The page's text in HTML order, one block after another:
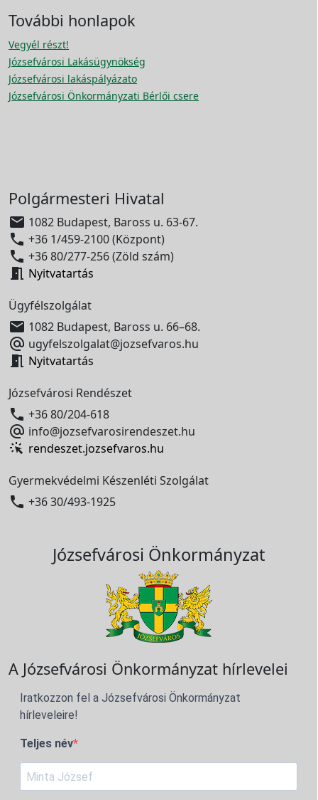
További honlapok
Vegyél részt!
Józsefvárosi Lakásügynökség
Józsefvárosi lakáspályázato
Józsefvárosi Önkormányzati Bérlői csere
Polgármesteri Hivatal
 1082 Budapest, Baross u. 63-67.
 +36 1/459-2100 (Központ)
 +36 80/277-256 (Zöld szám)
 Nyitvatartás
Ügyfélszolgálat
 1082 Budapest, Baross u. 66–68.
 ugyfelszolgalat@jozsefvaros.hu
 Nyitvatartás
Józsefvárosi Rendészet
 +36 80/204-618
 info@jozsefvarosirendeszet.hu
rendeszet.jozsefvaros.hu
Gyermekvédelmi Készenléti Szolgálat
 +36 30/493-1925
Józsefvárosi Önkormányzat
A Józsefvárosi Önkormányzat hírlevelei
Iratkozzon fel a Józsefvárosi Önkormányzat
hírleveleire!
Teljes név